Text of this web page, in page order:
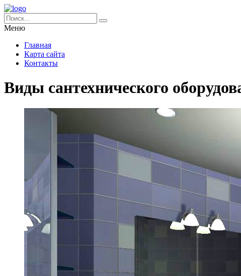
Меню
Главная
Карта сайта
Контакты
Виды сантехнического